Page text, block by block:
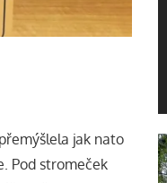
jak nato
Pod stromeček